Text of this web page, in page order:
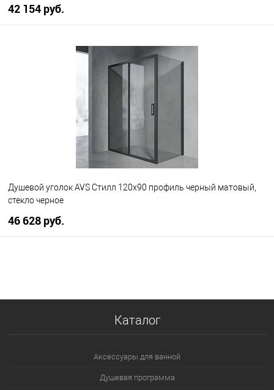
42 154 руб.
В корзину
В наличии
Душевой уголок AVS Стилл 120x90 профиль черный матовый,
стекло черное
46 628 руб.
Каталог
Аксессуары для ванной
Душевая программа